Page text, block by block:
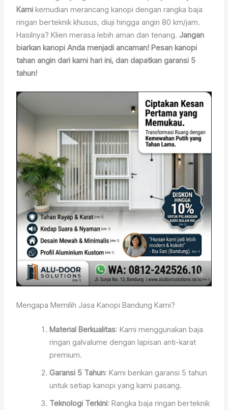
Kami kemudian merancang kanopi dengan rangka baja
ringan berteknik khusus, diuji hingga angin 80 km/jam.
Hasilnya? Klien merasa lebih aman dan tenang. Jangan
biarkan kanopi Anda menjadi ancaman! Pesan kanopi
tahan angin dari kami hari ini, dan dapatkan garansi 5
tahun!
Mengapa Memilih Jasa Kanopi Bandung Kami?
Material Berkualitas: Kami menggunakan baja
ringan galvalume dengan lapisan anti-karat
premium.
Garansi 5 Tahun: Kami berikan garansi 5 tahun
untuk setiap kanopi yang kami pasang.
Teknologi Terkini: Rangka baja ringan berteknik